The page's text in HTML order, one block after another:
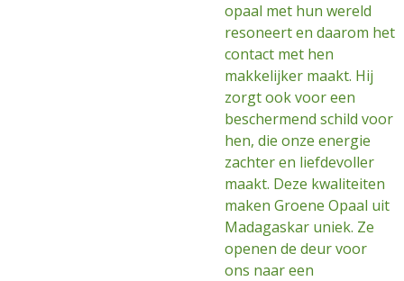
opaal met hun wereld
resoneert en daarom het
contact met hen
makkelijker maakt. Hij
zorgt ook voor een
beschermend schild voor
hen, die onze energie
zachter en liefdevoller
maakt. Deze kwaliteiten
maken Groene Opaal uit
Madagaskar uniek. Ze
openen de deur voor
ons naar een